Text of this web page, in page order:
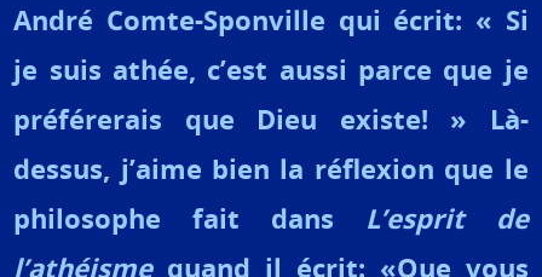
André Comte-Sponville qui écrit: « Si
je suis athée, c’est aussi parce que je
préférerais que Dieu existe! » Là-
dessus, j’aime bien la réflexion que le
philosophe fait dans L’esprit de
l’athéisme quand il écrit: «Que vous